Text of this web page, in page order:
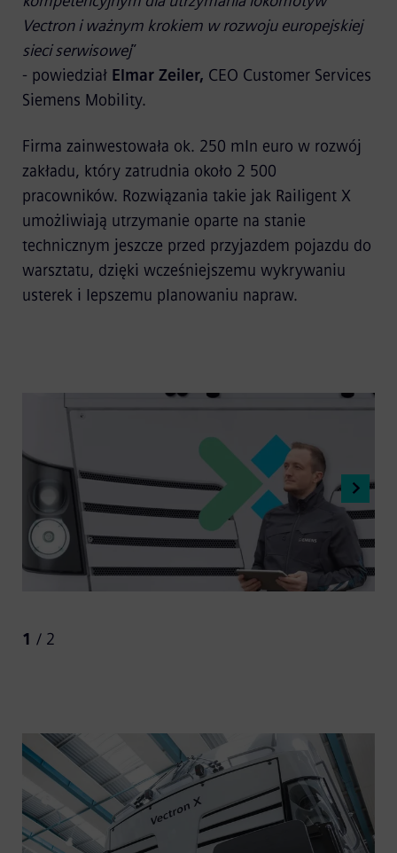
Vectron i ważnym krokiem w rozwoju europejskiej
sieci serwisowej”
- powiedział Elmar Zeiler, CEO Customer Services
Siemens Mobility.
Firma zainwestowała ok. 250 mln euro w rozwój
zakładu, który zatrudnia około 2 500
pracowników. Rozwiązania takie jak Railigent X
umożliwiają utrzymanie oparte na stanie
technicznym jeszcze przed przyjazdem pojazdu do
warsztatu, dzięki wcześniejszemu wykrywaniu
usterek i lepszemu planowaniu napraw.
1 / 2